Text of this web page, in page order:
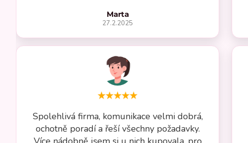
Marta
27.2.2025
Spolehlivá firma, komunikace velmi dobrá,
ochotně poradí a řeší všechny požadavky.